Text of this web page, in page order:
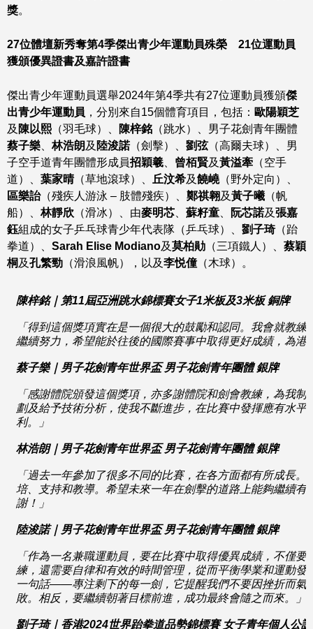
獎。
27位體壇新秀奪第4季傑出青少年運動員殊榮 21位運動員
獲頒優異證書及嘉許證書
傑出青少年運動員選舉2024年第4季共有27位運動員獲頒傑
出青少年運動員 ，分別來自15個體育項目，包括： 歐陽穎芝
及 陳以熙 （羽毛球）、 陳梓銘 （跳水）、男子花劍青年團體
蔡子樂 、林浩朗及 陸浚諾（劍擊）、 劉弦（高爾夫球）、男
子空手道青年團體形成員招穎羲 曾栢賢及黃溢牽 （空手
道）、 葉家晴（草地滾球）、 丘汶希及饒嶢（野外定向）、
區樂詒（殘疾人游泳 – 肢體殘疾）、 鄭祺翱及黃子曦 （帆
船）、林靜欣 （滑冰）、由麥明芯 蘇籽童 阮芯諾及張嘉
鈺組成的女子乒乓球青少年代表隊（乒乓球）、 劉子琦（跆
拳道）、 Sarah Elise Modiano及莫柏勛 （三項鐵人）、 蔡穎
桐及孔繁勁 （滑浪風帆），以及李悦僮（木球）。
陳梓銘｜第11屆亞洲跳水錦標賽女子1米板及3米板 銅牌
「得到這個獎項實在是一個很大的鼓勵和認同。我會就教練
繼續努力，希望能於往後的國際賽事中取得更好成績，為港
蔡子樂｜男子花劍青年世界盃 男子花劍青年團體 銀牌
「感謝體院頒發這個獎項，亦多謝體院和劍會教練，為我制
劃及給予技術分析，使我不斷進步，在比賽中發揮應有水平
利。」
林浩朗｜男子花劍青年世界盃 男子花劍青年團體 銀牌
「過去一年參加了很多不同的比賽，在各方面都有所成長。
培、支持和教導。希望未來一年在劍擊的道路上能夠繼續有
謝！」
陸浚諾｜男子花劍青年世界盃 男子花劍青年團體 銀牌
「作為一名兼職運動員，要在比賽中取得優異成績，不僅要
練，還需要自律和有效的時間管理，從而平衡學業和運動發
一句話——專注剩下的每一劍，它提醒我們不要因挫折而氣
敗。相反，要繼續朝著目標前進，成功最終會隨之而來。」
劉子琦｜香港2024世界跆拳道品勢錦標賽 女子青年個人公